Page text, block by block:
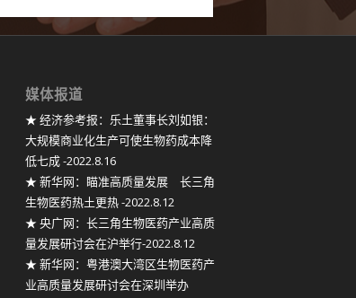
媒体报道
★ 经济参考报：乐土董事长刘如银：
大规模商业化生产可使生物药成本降
低七成 -2022.8.16
★ 新华网：瞄准高质量发展 长三角
生物医药热土更热 -2022.8.12
★ 央广网：长三角生物医药产业高质
量发展研讨会在沪举行-2022.8.12
★ 新华网：粤港澳大湾区生物医药产
业高质量发展研讨会在深圳举办